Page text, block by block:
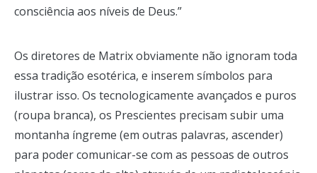
consciência aos níveis de Deus.”
Os diretores de Matrix obviamente não ignoram toda
essa tradição esotérica, e inserem símbolos para
ilustrar isso. Os tecnologicamente avançados e puros
(roupa branca), os Prescientes precisam subir uma
montanha íngreme (em outras palavras, ascender)
para poder comunicar-se com as pessoas de outros